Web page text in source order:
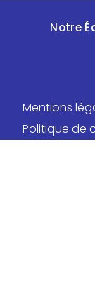
Notre
Mentions
Politique de